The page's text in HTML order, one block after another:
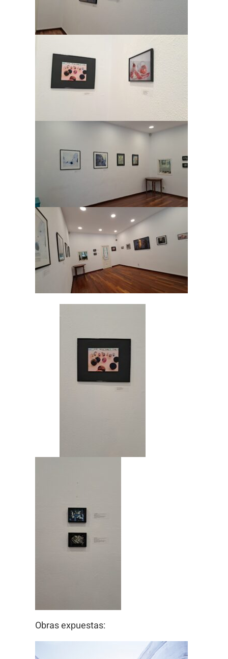
Obras expuestas: